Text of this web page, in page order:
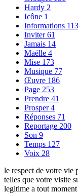
Hardy 2
Icône 1
Informations 113
Inviter61
Jamais 14
Maëlle 4
Mise 173
Musique 77
Œuvre 186
Page 253
Prendre 41
Prosper4
Réponses 71
Reportage 200
Son 9
Temps 127
Voix 28
le respect de votre vie
telles que votre visite
legitime a tout